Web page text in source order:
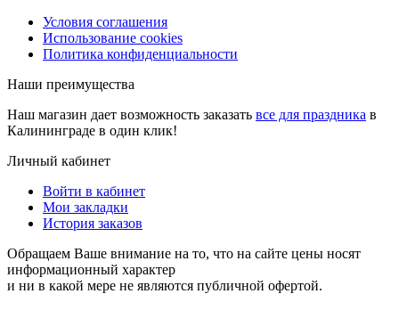
Условия соглашения
Использование cookies
Политика конфиденциальности
Наши преимущества
Наш магазин дает возможность заказать все для праздника в
Калининграде в один клик!
Личный кабинет
Войти в кабинет
Мои закладки
История заказов
Обращаем Ваше внимание на то, что на сайте цены носят
информационный характер
и ни в какой мере не являются публичной офертой.